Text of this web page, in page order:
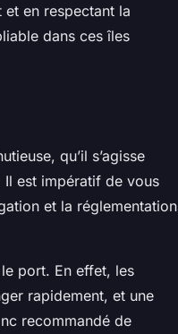
en respectant la
dans ces îles
qu’il s’agisse
Il est impératif de vous
et la réglementation
port. En effet, les
rapidement, et une
recommandé de